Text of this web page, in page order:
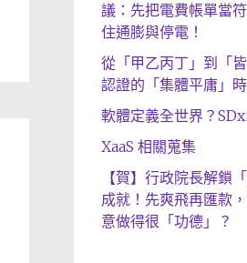
議：先把電費帳單當
住通膨與停電！
從「甲乙丙丁」到「
認證的「集體平庸」
軟體定義全世界？
XaaS 相關蒐集
【賀】行政院長解鎖
成就！先爽飛再匯款
意做得很「功德」？